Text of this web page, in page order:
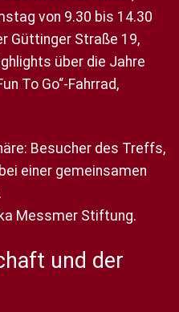
von 9.30 bis 14.30
Güttinger Straße 19,
über die Jahre
To Go“-Fahrrad,
Besucher des Treffs,
einer gemeinsamen
Messmer Stiftung.
und der